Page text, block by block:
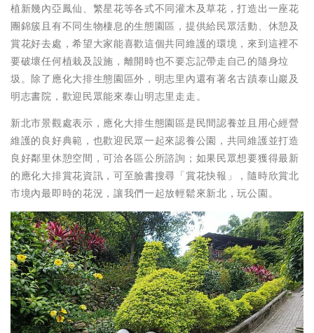
植新幾內亞鳳仙、繁星花等各式不同灌木及草花，打造出一座花
團錦簇且有不同生物棲息的生態園區，提供給民眾活動、休憩及
賞花好去處，希望大家能喜歡這個共同維護的環境，來到這裡不
要破壞任何植栽及設施，離開時也不要忘記帶走自己的隨身垃
圾。除了應化大排生態園區外，明志里內還有著名古蹟泰山巖及
明志書院，歡迎民眾能來泰山明志里走走。
新北市景觀處表示，應化大排生態園區是民間認養並且用心經營
維護的良好典範，也歡迎民眾一起來認養公園，共同維護並打造
良好鄰里休憩空間，可洽各區公所諮詢；如果民眾想要獲得最新
的應化大排賞花資訊，可至臉書搜尋「賞花快報」，隨時欣賞北
市境內最即時的花況，讓我們一起放輕鬆來新北，玩公園。